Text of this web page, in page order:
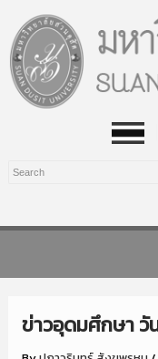
ข่าวอุดมศึกษา วั